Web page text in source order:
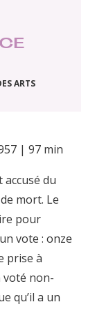
ARTS
| 97 min
du
mort. Le
pour
vote : onze
prise à
voté non-
qu’il a un